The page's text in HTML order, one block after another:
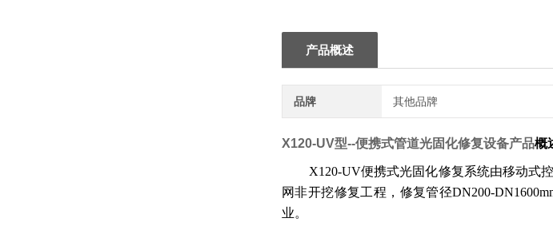
产品概述
品牌 其他品牌
X120-UV型--便携式管道光固化修复设备产品概
X120-UV便携式光固化修复系统由移动式
网非开挖修复工程，修复管径DN200-
业。